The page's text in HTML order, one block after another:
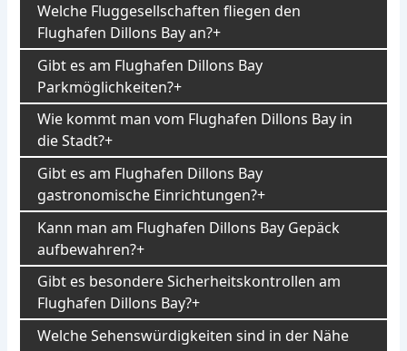
Welche Fluggesellschaften fliegen den
Flughafen Dillons Bay an?
Gibt es am Flughafen Dillons Bay
Parkmöglichkeiten?
Wie kommt man vom Flughafen Dillons Bay in
die Stadt?
Gibt es am Flughafen Dillons Bay
gastronomische Einrichtungen?
Kann man am Flughafen Dillons Bay Gepäck
aufbewahren?
Gibt es besondere Sicherheitskontrollen am
Flughafen Dillons Bay?
Welche Sehenswürdigkeiten sind in der Nähe